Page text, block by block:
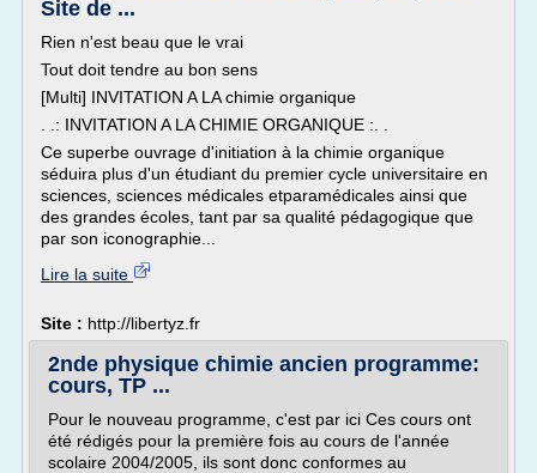
Site de ...
Rien n'est beau que le vrai
Tout doit tendre au bon sens
[Multi] INVITATION A LA chimie organique
. .: INVITATION A LA CHIMIE ORGANIQUE :. .
Ce superbe ouvrage d'initiation à la chimie organique
séduira plus d'un étudiant du premier cycle universitaire en
sciences, sciences médicales etparamédicales ainsi que
des grandes écoles, tant par sa qualité pédagogique que
par son iconographie...
Lire la suite
Site : http://libertyz.fr
2nde physique chimie ancien programme:
cours, TP ...
Pour le nouveau programme, c'est par ici Ces cours ont
été rédigés pour la première fois au cours de l'année
scolaire 2004/2005, ils sont donc conformes au